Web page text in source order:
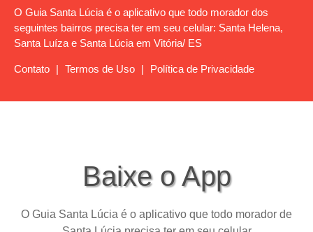
O Guia Santa Lúcia é o aplicativo que todo morador dos
seguintes bairros precisa ter em seu celular: Santa Helena,
Santa Luíza e Santa Lúcia em Vitória/ ES
Contato | Termos de Uso | Política de Privacidade
Baixe o App
O Guia Santa Lúcia é o aplicativo que todo morador de